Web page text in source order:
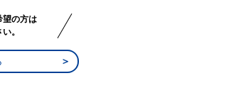
望の方は
。